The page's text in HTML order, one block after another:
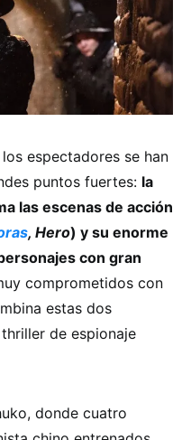
espectadores se han
puntos fuertes: la
las escenas de acción
, Hero) y su enorme
con gran
comprometidos con
estas dos
de espionaje
donde cuatro